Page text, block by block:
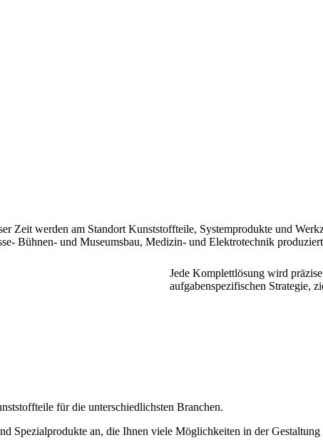
Zeit werden am Standort Kunststoffteile, Systemprodukte und
Bühnen- und Museumsbau, Medizin- und Elektrotechnik
Jede Komplettlösung wird
aufgabenspezifischen Strategie,
für die unterschiedlichsten Branchen.
Spezialprodukte an, die Ihnen viele Möglichkeiten in der